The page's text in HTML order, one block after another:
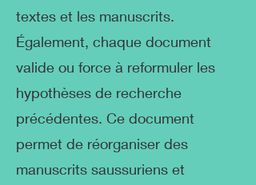
textes et les manuscrits.
Également, chaque document
valide ou force à reformuler les
hypothèses de recherche
précédentes. Ce document
permet de réorganiser des
manuscrits saussuriens et